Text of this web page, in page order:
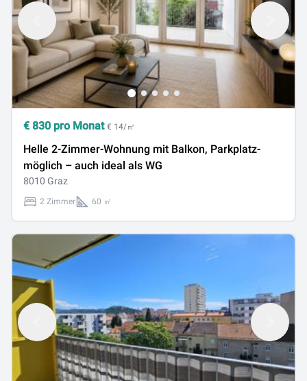
€ 830 pro Monat € 14/㎡
Helle 2-Zimmer-Wohnung mit Balkon, Parkplatz-
möglich – auch ideal als WG
8010 Graz
2 Zimmer 60 ㎡